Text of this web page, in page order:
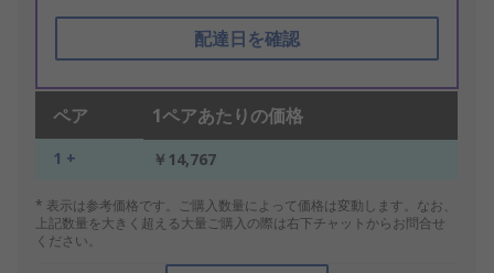
配達日を確認
ペア 1ペアあたりの価格
1 + ￥14,767
* 表示は参考価格です。ご購入数量によって価格は変動します。なお、
上記数量を大きく超える大量ご購入の際は右下チャットからお問合せ
ください。